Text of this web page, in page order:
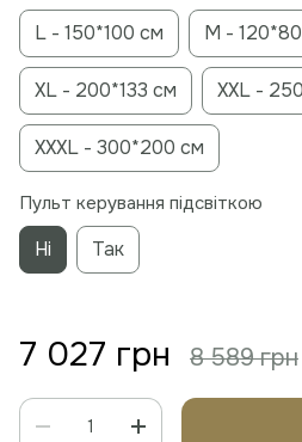
L - 150*100 см M -
XL - 200*133 см XXL -
XXXL - 300*200 см
Пульт керування підсвіткою
Ні Так
7 027 грн 8 589 грн